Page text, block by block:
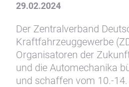
29.02.2024
Der Zentralverband
Kraftfahrzeuggewerbe
Organisatoren der
und die Automechanika
und schaffen vom 10.-